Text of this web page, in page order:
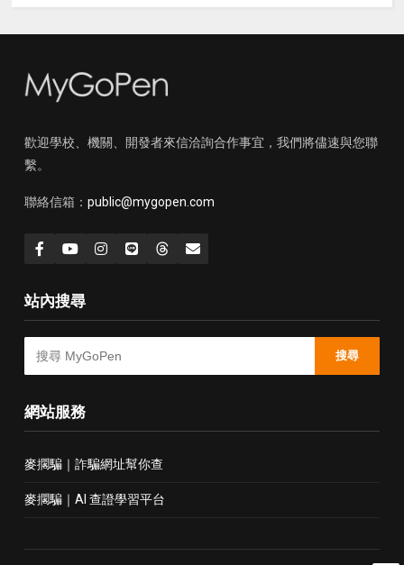
歡迎學校、機關、開發者來信洽詢合作事宜，我們將儘速與您聯
繫。
聯絡信箱： public@mygopen.com
站內搜尋
搜尋
網站服務
麥擱騙｜詐騙網址幫你查
麥擱騙｜AI 查證學習平台